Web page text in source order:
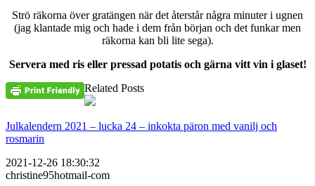
Strö räkorna över gratängen när det återstår några minuter i ugnen
(jag klantade mig och hade i dem från början och det funkar men
räkorna kan bli lite sega).
Servera med ris eller pressad potatis och gärna vitt vin i glaset!
Related Posts
Julkalendern 2021 – lucka 24 – inkokta päron med vanilj och
rosmarin
2021-12-26 18:30:32
christine95hotmail-com